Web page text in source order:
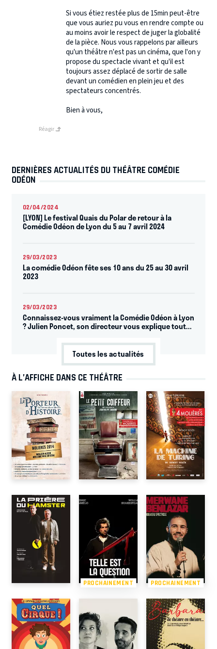
Si vous étiez restée plus de 15min peut-être
que vous auriez pu vous en rendre compte ou
au moins avoir le respect de juger la globalité
de la pièce. Nous vous rappelons par ailleurs
qu'un théâtre n'est pas un cinéma, que l'on y
propose du spectacle vivant et qu'il est
toujours assez déplacé de sortir de salle
devant un comédien en plein jeu et des
spectateurs concentrés.
Bien à vous,
Réagir
DERNIÈRES ACTUALITÉS DU THÉÂTRE COMÉDIE
ODÉON
02/04/2024
[LYON] Le festival Quais du Polar de retour à la
Comédie Odéon de Lyon du 5 au 7 avril 2024
29/03/2023
La comédie Odéon fête ses 10 ans du 25 au 30 avril
2023
29/03/2023
Connaissez-vous vraiment la Comédie Odéon à Lyon
? Julien Poncet, son directeur vous explique tout...
Toutes les actualités
À L’AFFICHE DANS CE THÉÂTRE
PROCHAINEMENT PROCHAINEMENT